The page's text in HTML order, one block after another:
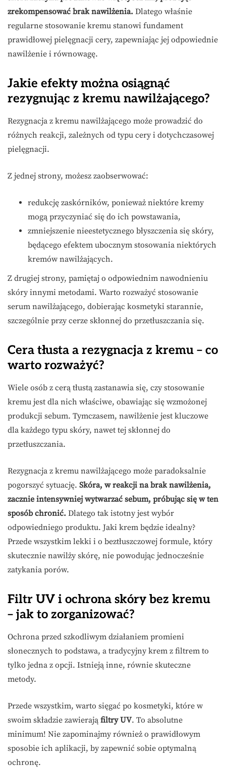
zrekompensować brak nawilżenia. Dlatego właśnie
regularne stosowanie kremu stanowi fundament
prawidłowej pielęgnacji cery, zapewniając jej odpowiednie
nawilżenie i równowagę.
Jakie efekty można osiągnąć
rezygnując z kremu nawilżającego?
Rezygnacja z kremu nawilżającego może prowadzić do
różnych reakcji, zależnych od typu cery i dotychczasowej
pielęgnacji.
Z jednej strony, możesz zaobserwować:
redukcję zaskórników, ponieważ niektóre kremy
mogą przyczyniać się do ich powstawania,
zmniejszenie nieestetycznego błyszczenia się skóry,
będącego efektem ubocznym stosowania niektórych
kremów nawilżających.
Z drugiej strony, pamiętaj o odpowiednim nawodnieniu
skóry innymi metodami. Warto rozważyć stosowanie
serum nawilżającego, dobierając kosmetyki starannie,
szczególnie przy cerze skłonnej do przetłuszczania się.
Cera tłusta a rezygnacja z kremu – co
warto rozważyć?
Wiele osób z cerą tłustą zastanawia się, czy stosowanie
kremu jest dla nich właściwe, obawiając się wzmożonej
produkcji sebum. Tymczasem, nawilżenie jest kluczowe
dla każdego typu skóry, nawet tej skłonnej do
przetłuszczania.
Rezygnacja z kremu nawilżającego może paradoksalnie
pogorszyć sytuację. Skóra, w reakcji na brak nawilżenia,
zacznie intensywniej wytwarzać sebum, próbując się w ten
sposób chronić. Dlatego tak istotny jest wybór
odpowiedniego produktu. Jaki krem będzie idealny?
Przede wszystkim lekki i o beztłuszczowej formule, który
skutecznie nawilży skórę, nie powodując jednocześnie
zatykania porów.
Filtr UV i ochrona skóry bez kremu
– jak to zorganizować?
Ochrona przed szkodliwym działaniem promieni
słonecznych to podstawa, a tradycyjny krem z filtrem to
tylko jedna z opcji. Istnieją inne, równie skuteczne
metody.
Przede wszystkim, warto sięgać po kosmetyki, które w
swoim składzie zawierają filtry UV. To absolutne
minimum! Nie zapominajmy również o prawidłowym
sposobie ich aplikacji, by zapewnić sobie optymalną
ochronę.